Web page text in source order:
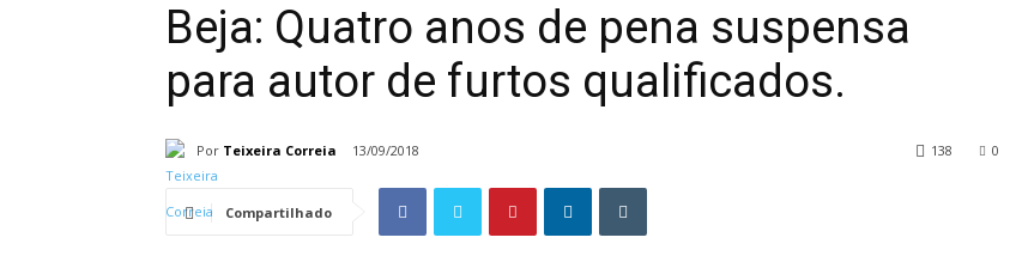
Beja: Quatro anos de pena suspensa
para autor de furtos qualificados.
Por Teixeira Correia 13/09/2018 0
138
Compartilhado